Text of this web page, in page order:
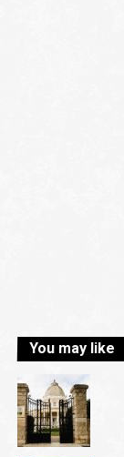
You may like